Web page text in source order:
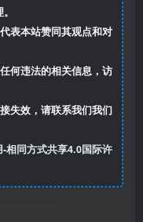
表本站赞同其观点和对
何违法的相关信息，访
失效，请联系我们我们
相同方式共享4.0国际许